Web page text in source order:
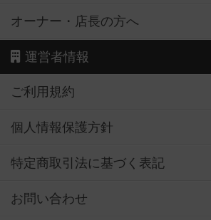
オーナー・店長の方へ
運営者情報
ご利用規約
個人情報保護方針
特定商取引法に基づく表記
お問い合わせ